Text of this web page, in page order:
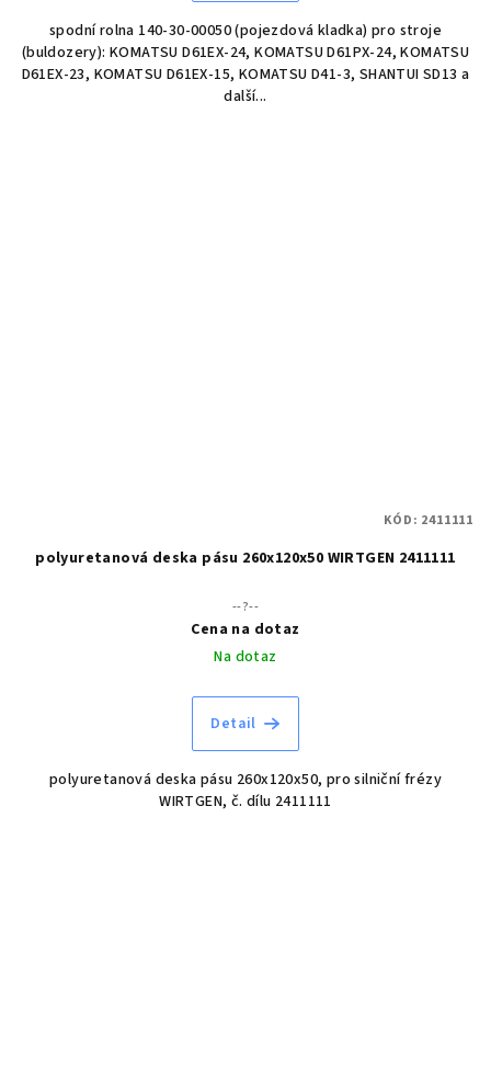
spodní rolna 140-30-00050 (pojezdová kladka) pro stroje
(buldozery): KOMATSU D61EX-24, KOMATSU D61PX-24, KOMATSU
D61EX-23, KOMATSU D61EX-15, KOMATSU D41-3, SHANTUI SD13 a
další...
polyuretanová deska pásu 260x120x50 WIRTGEN 2411111
--?--
Cena na dotaz
Na dotaz
Detail
polyuretanová deska pásu 260x120x50, pro silniční frézy
WIRTGEN, č. dílu 2411111
KÓD: 2411111